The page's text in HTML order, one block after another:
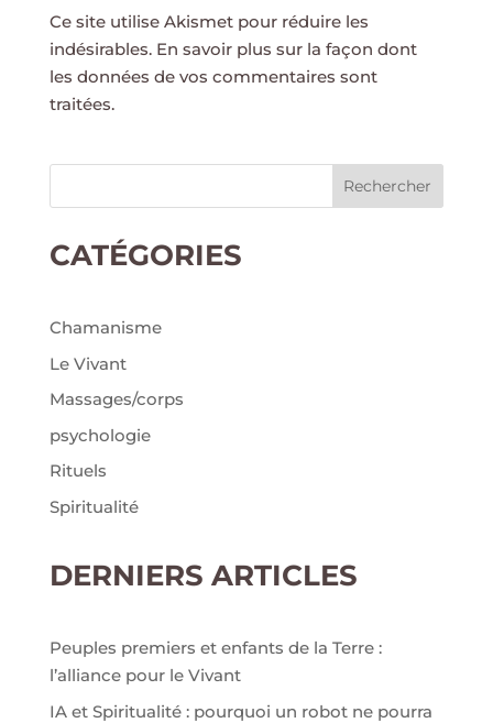
Ce site utilise Akismet pour réduire les
indésirables. En savoir plus sur la façon dont
les données de vos commentaires sont
traitées.
Rechercher
CATÉGORIES
Chamanisme
Le Vivant
Massages/corps
psychologie
Rituels
Spiritualité
DERNIERS ARTICLES
Peuples premiers et enfants de la Terre :
l’alliance pour le Vivant
IA et Spiritualité : pourquoi un robot ne pourra